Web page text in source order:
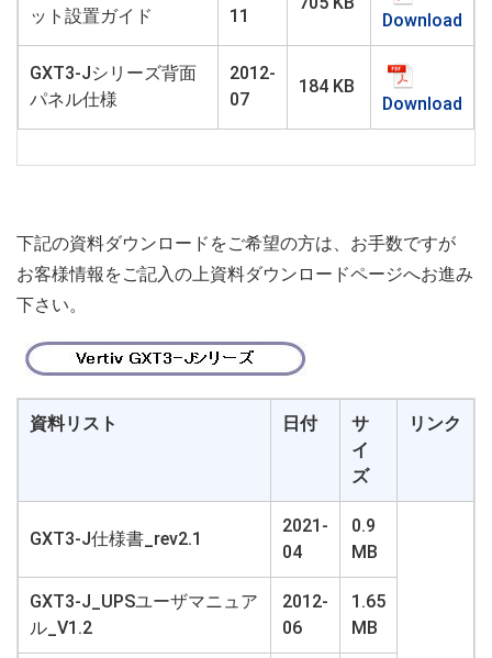
ット設置ガイド
11
Download
GXT3-Jシリーズ背面
パネル仕様
2012-
07
184 KB
Download
下記の資料ダウンロードをご希望の方は、お手数ですが
お客様情報をご記入の上資料ダウンロードページへお進み
下さい。
資料リスト 日付
サ
イ
ズ
リンク
GXT3-J仕様書_rev2.1
2021-
04
0.9
MB
GXT3-J_UPSユーザマニュア
ル_V1.2
2012-
06
1.65
MB